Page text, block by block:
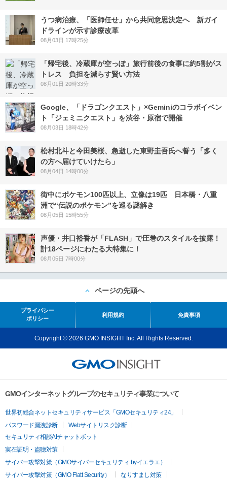
うつ病治療、「医師任せ」から共同意思決定へ 新ガイ
ドラインが示す診療改革
08月03日 17時25分
「帰宅後、冷蔵庫が空っぽ」旅行前後の食事に約5割がス
トレス 負担を減らす賢い方法
08月01日 20時33分
Google、「ドラゴンクエスト」×Geminiのコラボイベン
ト「ジェミニクエスト」を渋谷・原宿で開催
08月03日 18時42分
松村北斗と今田美桜、急逝した東野圭吾氏へ誓う「多く
の方へ届けていけたら」
08月04日 14時00分
街中にポケモン100匹以上、立像は19匹 日本橋・八重
洲で“伝説のポケモン”を巡る謎解き
08月05日 15時55分
声優・井口裕香が「FLASH」で圧巻のスタイルを披露！
計18ページにわたる大特集に！
08月05日 7時00分
ページの先頭へ
プライバシー
ポリシー
利用規約 免責事項
Copyright © 2026 GMO INSIGHT Inc. All Rights Reserved.
GMOインターネットグループのセキュリティ事業について
世界初総合ネットセキュリティサービス「GMOセキュリティ24」
パスワード漏洩診断
Webサイトリスク診断
セキュリティ相談AIチャットボット
実在証明・盗聴対策
サイバー攻撃対策（GMOサイバーセキュリティ byイエラエ）
サイバー攻撃対策（GMO Flatt Security）
なりすまし対策